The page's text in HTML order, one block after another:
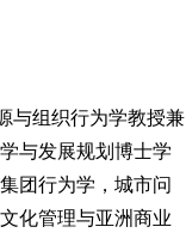
与组织行为学教授兼
与发展规划博士学
团行为学，城市问
化管理与亚洲商业